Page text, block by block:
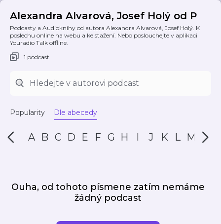
Alexandra Alvarová, Josef Holý od P
Podcasty a Audioknihy od autora Alexandra Alvarová, Josef Holý. K
poslechu online na webu a ke stažení. Nebo poslouchejte v aplikaci
Youradio Talk offline.
1 podcast
Popularity Dle abecedy
A B C D E F G H I J K L M N
Ouha, od tohoto písmene zatím nemáme
žádný podcast